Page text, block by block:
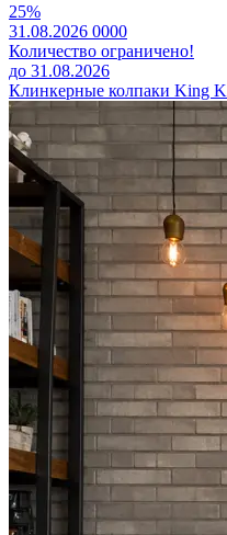
25%
31.08.2026 0000
Количество ограничено!
до 31.08.2026
Клинкерные колпаки King